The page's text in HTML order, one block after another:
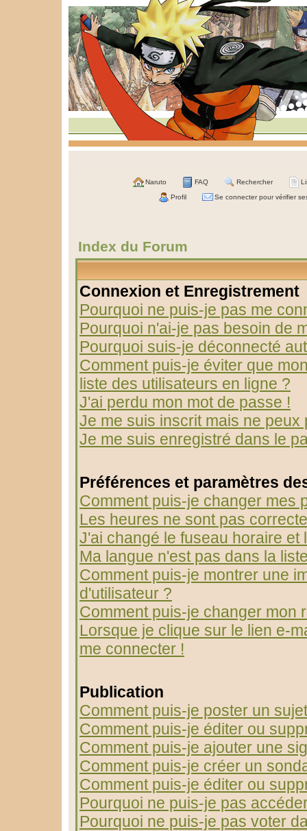
Naruto FAQ Rechercher
Profil Se connecter pour vérifier
Index du Forum
Connexion et Enregistrement
Pourquoi ne puis-je pas me
Pourquoi n'ai-je pas besoin de
Pourquoi suis-je déconnecté
Comment puis-je éviter que
liste des utilisateurs en ligne ?
J'ai perdu mon mot de passe !
Je me suis inscrit mais ne peux
Je me suis enregistré dans le
Préférences et paramètres
Comment puis-je changer mes
Les heures ne sont pas
J'ai changé le fuseau horaire
Ma langue n'est pas dans la
Comment puis-je montrer une
d'utilisateur ?
Comment puis-je changer mon
Lorsque je clique sur le lien e-
me connecter !
Publication
Comment puis-je poster un
Comment puis-je éditer ou
Comment puis-je ajouter une
Comment puis-je créer un
Comment puis-je éditer ou
Pourquoi ne puis-je pas
Pourquoi ne puis-je pas voter